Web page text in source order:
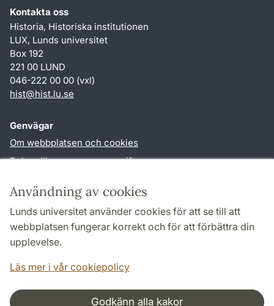
Användning av cookies
Lunds universitet använder cookies för att se till att
webbplatsen fungerar korrekt och för att förbättra din
upplevelse.
Läs mer i vår cookiepolicy
Godkänn alla kakor
Kontakta oss
Historia, Historiska institutionen
LUX, Lunds universitet
Box 192
221 00 LUND
046-222 00 00 (vxl)
hist@hist.lu.se
Genvägar
Om webbplatsen och cookies
Behandling av personuppgifter
TYPO3-login
Följ oss i sociala medier